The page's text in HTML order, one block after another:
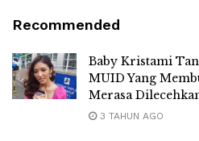
Recommended
Baby Kristami
MUID Yang
Merasa
3 TAHUN AGO